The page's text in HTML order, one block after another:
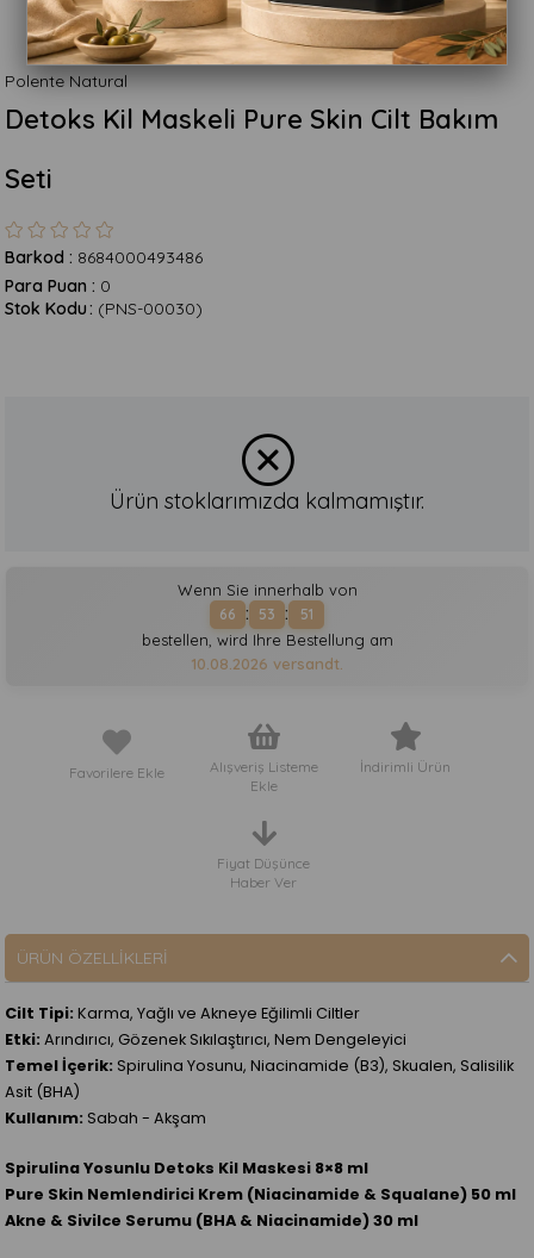
Polente Natural
Detoks Kil Maskeli Pure Skin Cilt Bakım
Seti
Barkod : 8684000493486
Para Puan : 0
(PNS-00030)
Stok Kodu
Ürün stoklarımızda kalmamıştır.
Wenn Sie innerhalb von
66 : 53 : 51
bestellen, wird Ihre Bestellung am
10.08.2026 versandt.
Favorilere Ekle
Alışveriş Listeme
Ekle
İndirimli Ürün
Fiyat Düşünce
Haber Ver
ÜRÜN ÖZELLIKLERI
Cilt Tipi: Karma, Yağlı ve Akneye Eğilimli Ciltler
Etki: Arındırıcı, Gözenek Sıkılaştırıcı, Nem Dengeleyici
Temel İçerik: Spirulina Yosunu, Niacinamide (B3), Skualen, Salisilik
Asit (BHA)
Kullanım: Sabah - Akşam
Spirulina Yosunlu Detoks Kil Maskesi 8×8 ml
Pure Skin Nemlendirici Krem (Niacinamide & Squalane) 50 ml
Akne & Sivilce Serumu (BHA & Niacinamide) 30 ml